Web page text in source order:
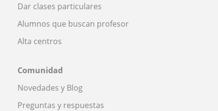
Dar clases particulares
Alumnos que buscan profesor
Alta centros
Comunidad
Novedades y Blog
Preguntas y respuestas